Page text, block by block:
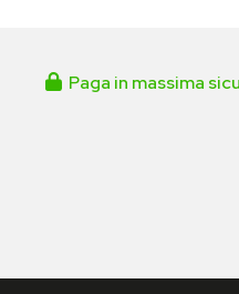
Paga in massima